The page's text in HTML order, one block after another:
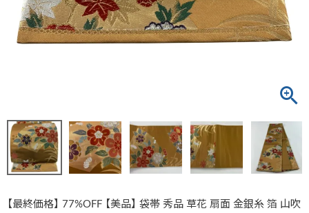
【最終価格】 77%OFF 【美品】 袋帯 秀品 草花 扇面 金銀糸 箔 山吹